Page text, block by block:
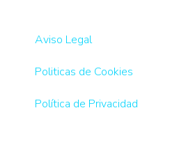
Aviso Legal
Politicas de Cookies
Política de Privacidad